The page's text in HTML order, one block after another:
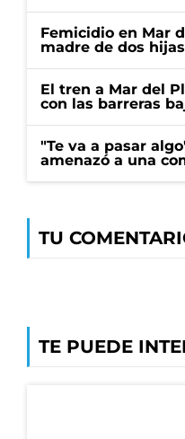
Femicidio en Mar
madre de dos hijas
El tren a Mar del
con las barreras
"Te va a pasar
amenazó a una
TU
TE PUEDE